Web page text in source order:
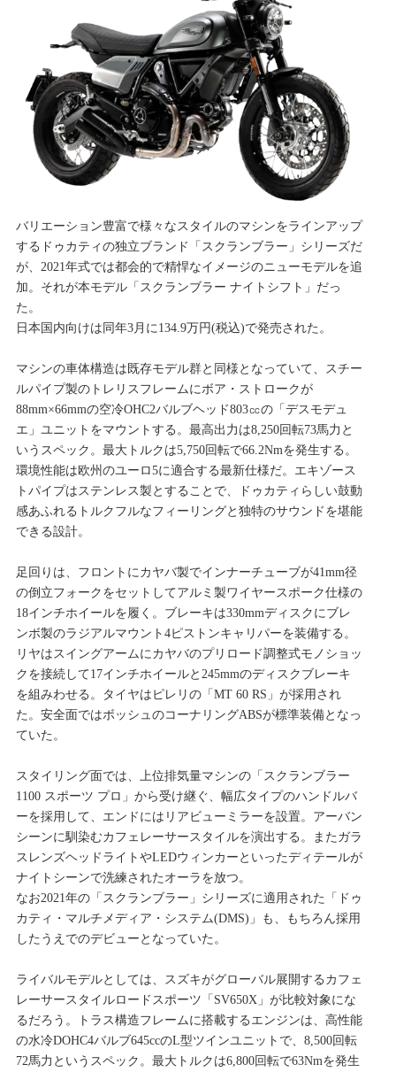
バリエーション豊富で様々なスタイルのマシンをラインアップ
するドゥカティの独立ブランド「スクランブラー」シリーズだ
が、2021年式では都会的で精悍なイメージのニューモデルを追
加。それが本モデル「スクランブラー ナイトシフト」だっ
た。
日本国内向けは同年3月に134.9万円(税込)で発売された。
マシンの車体構造は既存モデル群と同様となっていて、スチー
ルパイプ製のトレリスフレームにボア・ストロークが
88mm×66mmの空冷OHC2バルブヘッド803㏄の「デスモデュ
エ」ユニットをマウントする。最高出力は8,250回転73馬力と
いうスペック。最大トルクは5,750回転で66.2Nmを発生する。
環境性能は欧州のユーロ5に適合する最新仕様だ。エキゾース
トパイプはステンレス製とすることで、ドゥカティらしい鼓動
感あふれるトルクフルなフィーリングと独特のサウンドを堪能
できる設計。
足回りは、フロントにカヤバ製でインナーチューブが41mm径
の倒立フォークをセットしてアルミ製ワイヤースポーク仕様の
18インチホイールを履く。ブレーキは330mmディスクにブレ
ンボ製のラジアルマウント4ピストンキャリパーを装備する。
リヤはスイングアームにカヤバのプリロード調整式モノショッ
クを接続して17インチホイールと245mmのディスクブレーキ
を組みわせる。タイヤはピレリの「MT 60 RS」が採用され
た。安全面ではボッシュのコーナリングABSが標準装備となっ
ていた。
スタイリング面では、上位排気量マシンの「スクランブラー
1100 スポーツ プロ」から受け継ぐ、幅広タイプのハンドルバ
ーを採用して、エンドにはリアビューミラーを設置。アーバン
シーンに馴染むカフェレーサースタイルを演出する。またガラ
スレンズヘッドライトやLEDウィンカーといったディテールが
ナイトシーンで洗練されたオーラを放つ。
なお2021年の「スクランブラー」シリーズに適用された「ドゥ
カティ・マルチメディア・システム(DMS)」も、もちろん採用
したうえでのデビューとなっていた。
ライバルモデルとしては、スズキがグローバル展開するカフェ
レーサースタイルロードスポーツ「SV650X」が比較対象にな
るだろう。トラス構造フレームに搭載するエンジンは、高性能
の水冷DOHC4バルブ645ccのL型ツインユニットで、8,500回転
72馬力というスペック。最大トルクは6,800回転で63Nmを発生